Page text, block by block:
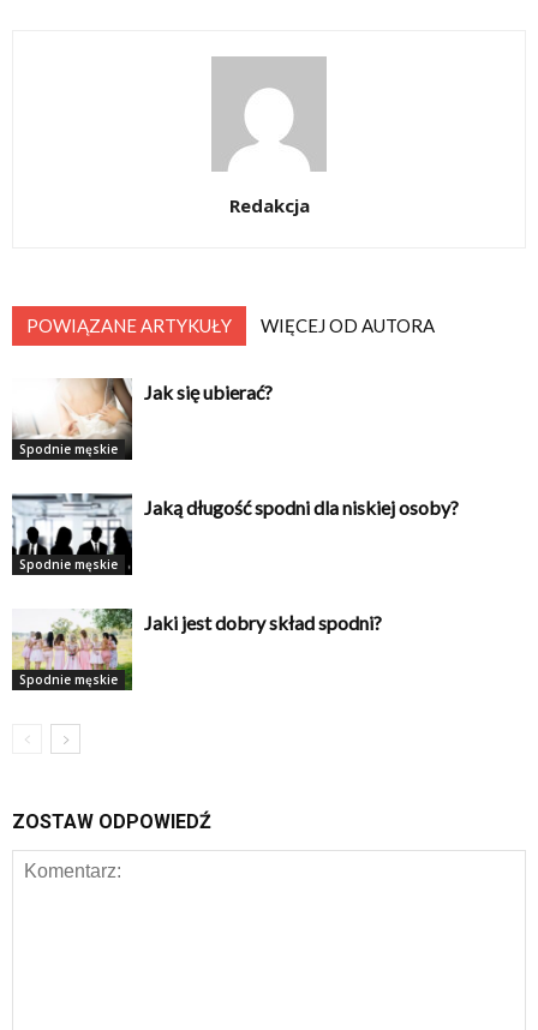
Redakcja
POWIĄZANE ARTYKUŁY WIĘCEJ OD AUTORA
Spodnie męskie
Jak się ubierać?
Spodnie męskie
Jaką długość spodni dla niskiej osoby?
Spodnie męskie
Jaki jest dobry skład spodni?
ZOSTAW ODPOWIEDŹ